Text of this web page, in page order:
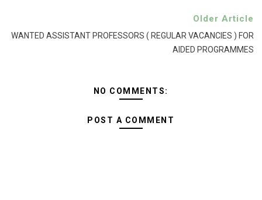
Older Article
WANTED ASSISTANT PROFESSORS ( REGULAR VACANCIES ) FOR
AIDED PROGRAMMES
NO COMMENTS:
POST A COMMENT